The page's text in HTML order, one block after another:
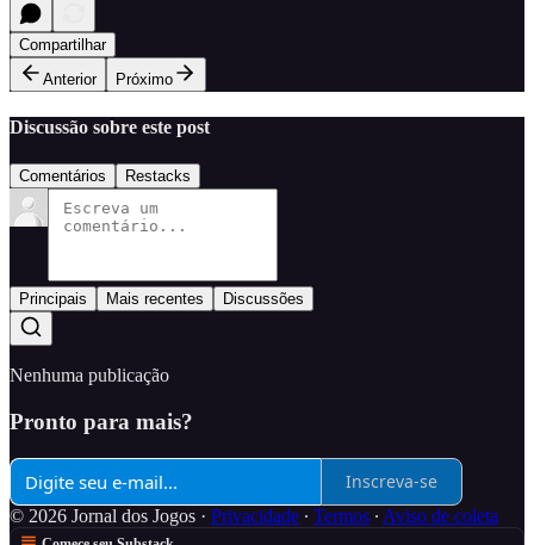
Compartilhar
Anterior
Próximo
Discussão sobre este post
Comentários Restacks
Principais Mais recentes Discussões
Nenhuma publicação
Pronto para mais?
Inscreva-se
© 2026 Jornal dos Jogos · Privacidade ∙ Termos ∙ Aviso de coleta